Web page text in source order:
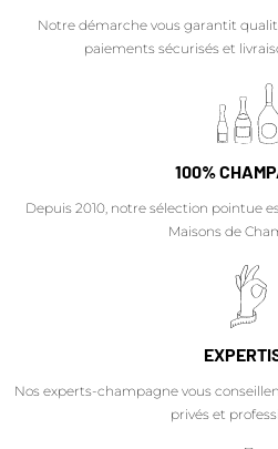
Notre démarche vous garantit
paiements sécurisés et
100%
Depuis 2010, notre sélection pointue
Maisons de
Nos experts-champagne vous
privés et